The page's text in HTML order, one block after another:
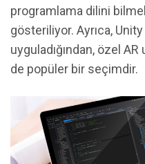
programlama dilini
gösteriliyor. Ayrıca,
uyguladığından, özel
de popüler bir seçimdir.